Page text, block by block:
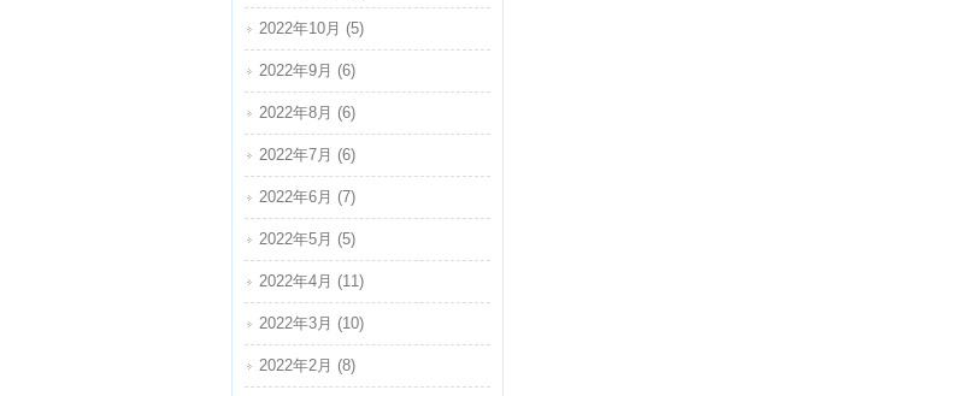
2022年10月 (5)
2022年9月 (6)
2022年8月 (6)
2022年7月 (6)
2022年6月 (7)
2022年5月 (5)
2022年4月 (11)
2022年3月 (10)
2022年2月 (8)